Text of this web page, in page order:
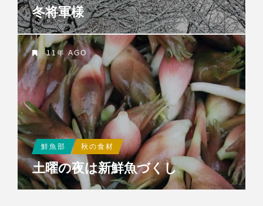
冬将軍様
11年 AGO
鮮魚部 秋の食材
土曜の夜は新鮮魚づくし